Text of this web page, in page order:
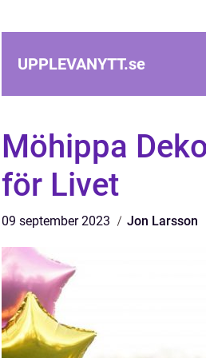
UPPLEVANYTT.se
Möhippa
för Livet
09 september 2023 Jon Larsson